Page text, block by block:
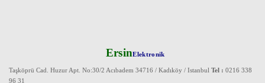
ErsinElektronik
Taşköprü Cad. Huzur Apt. No:30/2 Acıbadem 34716 / Kadıköy / Istanbul Tel : 0216 338
96 31